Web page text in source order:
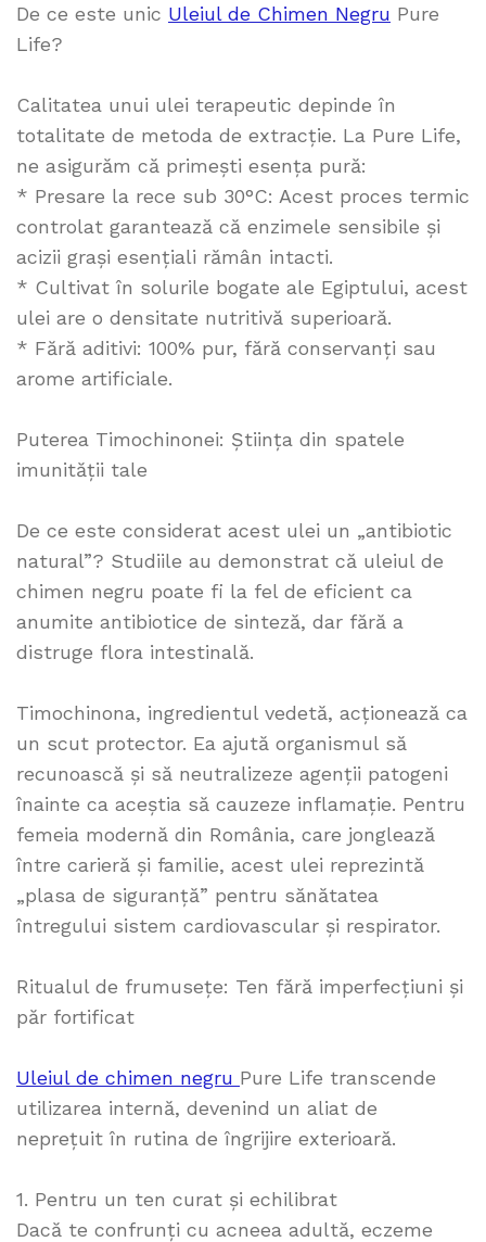
De ce este unic Uleiul de Chimen Negru Pure
Life?
Calitatea unui ulei terapeutic depinde în
totalitate de metoda de extracție. La Pure Life,
ne asigurăm că primești esența pură:
* Presare la rece sub 30°C: Acest proces termic
controlat garantează că enzimele sensibile și
acizii grași esențiali rămân intacti.
* Cultivat în solurile bogate ale Egiptului, acest
ulei are o densitate nutritivă superioară.
* Fără aditivi: 100% pur, fără conservanți sau
arome artificiale.
Puterea Timochinonei: Știința din spatele
imunității tale
De ce este considerat acest ulei un „antibiotic
natural”? Studiile au demonstrat că uleiul de
chimen negru poate fi la fel de eficient ca
anumite antibiotice de sinteză, dar fără a
distruge flora intestinală.
Timochinona, ingredientul vedetă, acționează ca
un scut protector. Ea ajută organismul să
recunoască și să neutralizeze agenții patogeni
înainte ca aceștia să cauzeze inflamație. Pentru
femeia modernă din România, care jonglează
între carieră și familie, acest ulei reprezintă
„plasa de siguranță” pentru sănătatea
întregului sistem cardiovascular și respirator.
Ritualul de frumusețe: Ten fără imperfecțiuni și
păr fortificat
Uleiul de chimen negru Pure Life transcende
utilizarea internă, devenind un aliat de
neprețuit în rutina de îngrijire exterioară.
1. Pentru un ten curat și echilibrat
Dacă te confrunți cu acneea adultă, eczeme